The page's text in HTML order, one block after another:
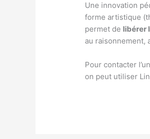
Une innovation
forme artistique
permet de libérer
au raisonnement,
Pour contacter
on peut utiliser